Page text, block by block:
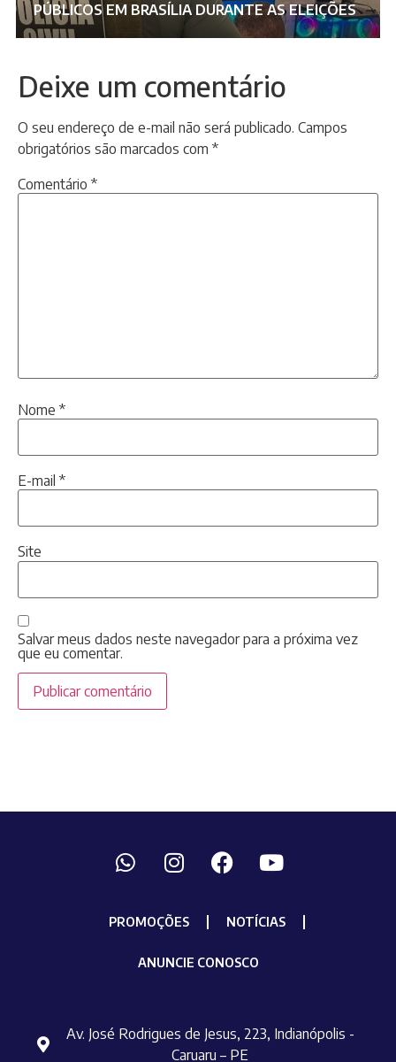
PÚBLICOS EM BRASÍLIA DURANTE AS ELEIÇÕES
Deixe um comentário
O seu endereço de e-mail não será publicado. Campos
obrigatórios são marcados com *
Comentário *
Nome *
E-mail *
Site
Salvar meus dados neste navegador para a próxima vez
que eu comentar.
PROMOÇÕES NOTÍCIAS
ANUNCIE CONOSCO
Av. José Rodrigues de Jesus, 223, Indianópolis -
Caruaru – PE